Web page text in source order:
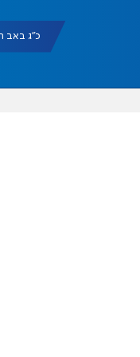
כ"ג באב תשפ"ו